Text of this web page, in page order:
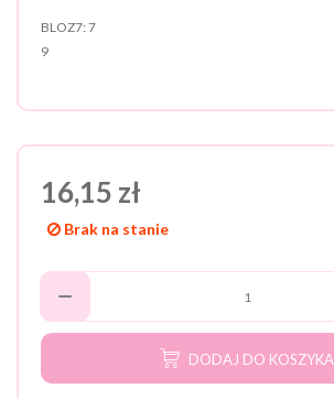
BLOZ7: 7
9
16,15 zł
Brak na stanie
DODAJ DO KOSZYKA